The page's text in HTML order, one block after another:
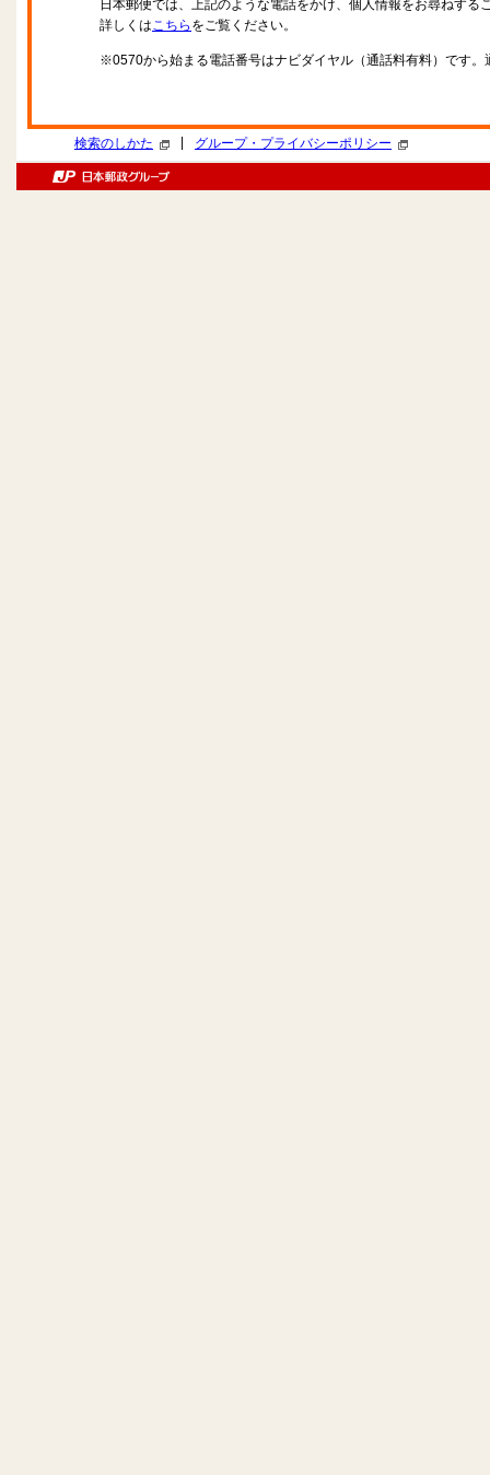
日本郵便では、上記のような電話をかけ、個人情報をお尋ねする
詳しくはこちら をご覧ください。
※0570から始まる電話番号はナビダイヤル（通話料有料）です
検索のしかた グループ・プライバシーポリシー